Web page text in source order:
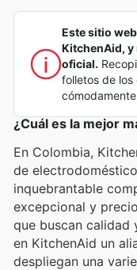
Este sitio
KitchenAid,
oficial.
folletos de
¿Cuál es la mejor
En Colombia,
de
inquebrantable
excepcional y
que buscan calidad
en KitchenAid un
despliegan una